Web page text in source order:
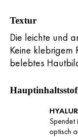
Textur
Die leichte und
Keine klebrigem
belebtes
Spendet
optisch